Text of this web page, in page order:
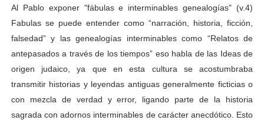
Al Pablo exponer "fábulas e interminables genealogías" (v.4)
Fabulas se puede entender como “narración, historia, ficción,
falsedad” y las genealogías interminables como “Relatos de
antepasados a través de los tiempos” eso habla de las Ideas de
origen judaico, ya que en esta cultura se acostumbraba
transmitir historias y leyendas antiguas generalmente ficticias o
con mezcla de verdad y error, ligando parte de la historia
sagrada con adornos interminables de carácter anecdótico. Esto